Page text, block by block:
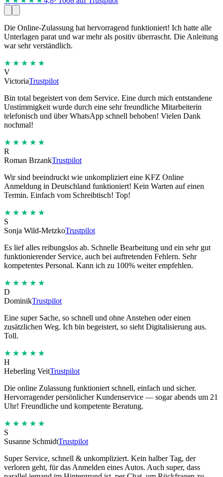
Die Online-Zulassung hat hervorragend funktioniert! Ich hatte alle
Unterlagen parat und war mehr als positiv überrascht. Die Anleitung
war sehr verständlich.
★★★★★
V
VictoriaTrustpilot
Bin total begeistert von dem Service. Eine durch mich entstandene
Unstimmigkeit wurde durch eine sehr freundliche Mitarbeiterin
telefonisch und über WhatsApp schnell behoben! Vielen Dank
nochmal!
★★★★★
R
Roman BrzankTrustpilot
Wir sind beeindruckt wie unkompliziert eine KFZ Online
Anmeldung in Deutschland funktioniert! Kein Warten auf einen
Termin. Einfach vom Schreibtisch! Top!
★★★★★
S
Sonja Wild-MetzkoTrustpilot
Es lief alles reibungslos ab. Schnelle Bearbeitung und ein sehr gut
funktionierender Service, auch bei auftretenden Fehlern. Sehr
kompetentes Personal. Kann ich zu 100% weiter empfehlen.
★★★★★
D
DominikTrustpilot
Eine super Sache, so schnell und ohne Anstehen oder einen
zusätzlichen Weg. Ich bin begeistert, so sieht Digitalisierung aus.
Toll.
★★★★★
H
Heberling VeitTrustpilot
Die online Zulassung funktioniert schnell, einfach und sicher.
Hervorragender persönlicher Kundenservice — sogar abends um 21
Uhr! Freundliche und kompetente Beratung.
★★★★★
S
Susanne SchmidtTrustpilot
Super Service, schnell & unkompliziert. Kein halber Tag, der
verloren geht, für das Anmelden eines Autos. Auch super, dass